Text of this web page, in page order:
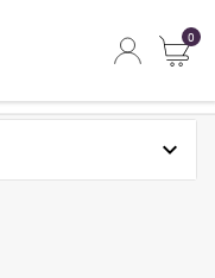
zakupów online
0
